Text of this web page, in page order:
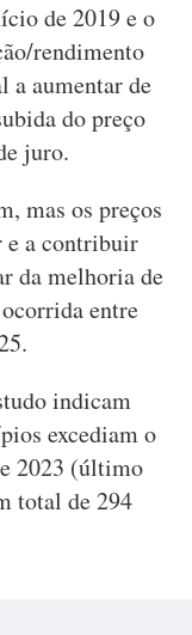
de 2019 e o
rendimento
a aumentar de
do preço
juro.
mas os preços
e a contribuir
da melhoria de
entre
indicam
excediam o
2023 (último
total de 294